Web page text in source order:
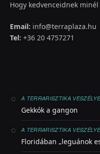
Hogy kedvenceidnek
Email: info@terraplaza.hu
Tel: +36 20 4757271
A TERRARISZTIKA
Gekkók a gangon
A TERRARISZTIKA
Floridában „leguánok